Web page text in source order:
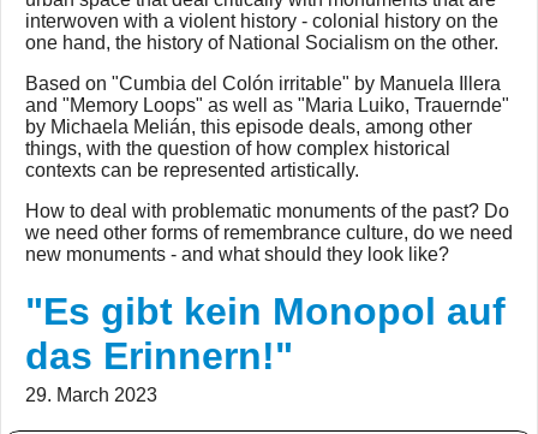
interwoven with a violent history - colonial history on the
one hand, the history of National Socialism on the other.
Based on "Cumbia del Colón irritable" by Manuela Illera
and "Memory Loops" as well as "Maria Luiko, Trauernde"
by Michaela Melián, this episode deals, among other
things, with the question of how complex historical
contexts can be represented artistically.
How to deal with problematic monuments of the past? Do
we need other forms of remembrance culture, do we need
new monuments - and what should they look like?
"Es gibt kein Monopol auf
das Erinnern!"
29. March 2023